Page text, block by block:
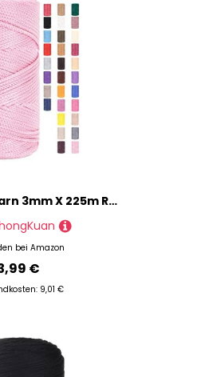
Makramee Garn 3mm X 225m Rope Zum Häkeln Taschen Baumwollschnur Polyester Bäckergarn Baumwollkordel Macrame Cord Baumwollgarn Baumwollfaden Geflochten Textilgarn Körbe Easy Yarn (13,1 Stück)
bei Amazon
€
9,01 €